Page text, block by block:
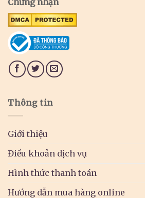
Thông tin
Giới thiệu
Điều khoản dịch vụ
Hình thức thanh toán
Hướng dẫn mua hàng online